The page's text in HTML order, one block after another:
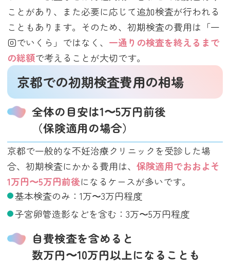
ことがあり、また必要に応じて追加検査が行われる
こともあります。そのため、初期検査の費用は「一
回でいくら」ではなく、 一通りの検査を終えるまで
の総額で考えることが大切です。
京都での初期検査費用の相場
全体の目安は1〜5万円前後
（保険適用の場合）
京都で一般的な不妊治療クリニックを受診した場
合、初期検査にかかる費用は、保険適用でおおよそ
1万円〜5万円前後になるケースが多いです。
基本検査のみ：1万〜3万円程度
子宮卵管造影などを含む：3万〜5万円程度
自費検査を含めると
数万円〜10万円以上になることも